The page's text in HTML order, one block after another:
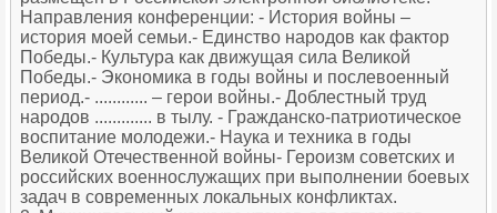
Направления конференции: - История войны –
история моей семьи.- Единство народов как фактор
Победы.- Культура как движущая сила Великой
Победы.- Экономика в годы войны и послевоенный
период.- ............ – герои войны.- Доблестный труд
народов ............. в тылу. - Гражданско-патриотическое
воспитание молодежи.- Наука и техника в годы
Великой Отечественной войны- Героизм советских и
российских военнослужащих при выполнении боевых
задач в современных локальных конфликтах.